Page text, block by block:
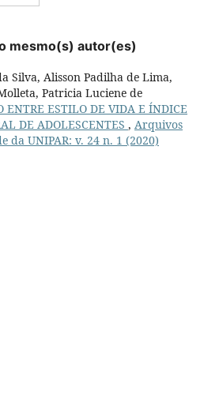
mesmo(s) autor(es)
Silva, Alisson Padilha de Lima,
Patricia Luciene de
ENTRE ESTILO DE VIDA E ÍNDICE
DE ADOLESCENTES , Arquivos
da UNIPAR: v. 24 n. 1 (2020)